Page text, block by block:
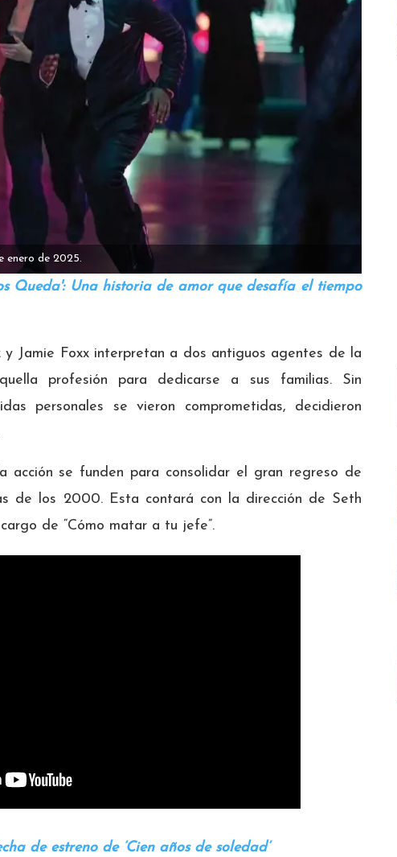
enero de 2025.
Queda': Una historia de amor que desafía el tiempo
y Jamie Foxx interpretan a dos antiguos agentes de la
profesión para dedicarse a sus familias. Sin
personales se vieron comprometidas, decidieron
acción se funden para consolidar el gran regreso de
de los 2000. Esta contará con la dirección de Seth
de “Cómo matar a tu jefe”.
de estreno de ‘Cien años de soledad’